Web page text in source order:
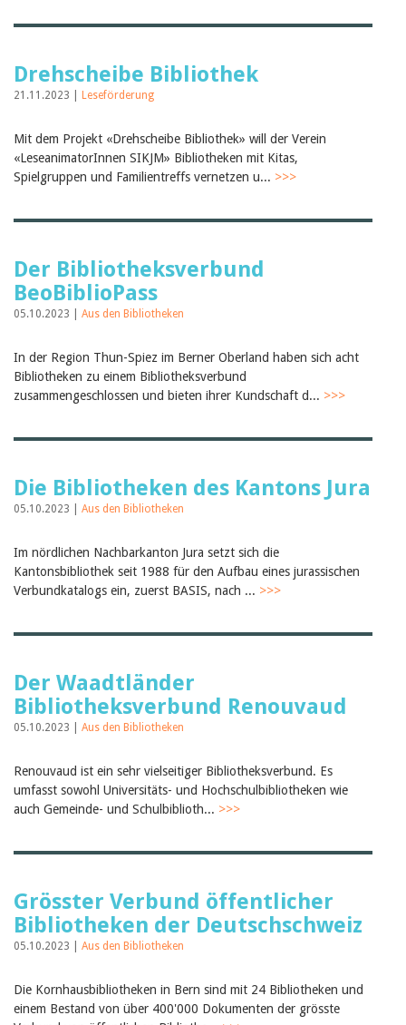
Drehscheibe Bibliothek
21.11.2023 | Leseförderung
Mit dem Projekt «Drehscheibe Bibliothek» will der Verein
«LeseanimatorInnen SIKJM» Bibliotheken mit Kitas,
Spielgruppen und Familientreffs vernetzen u... >>>
Der Bibliotheksverbund
BeoBiblioPass
05.10.2023 | Aus den Bibliotheken
In der Region Thun-Spiez im Berner Oberland haben sich acht
Bibliotheken zu einem Bibliotheksverbund
zusammengeschlossen und bieten ihrer Kundschaft d... >>>
Die Bibliotheken des Kantons Jura
05.10.2023 | Aus den Bibliotheken
Im nördlichen Nachbarkanton Jura setzt sich die
Kantonsbibliothek seit 1988 für den Aufbau eines jurassischen
Verbundkatalogs ein, zuerst BASIS, nach ... >>>
Der Waadtländer
Bibliotheksverbund Renouvaud
05.10.2023 | Aus den Bibliotheken
Renouvaud ist ein sehr vielseitiger Bibliotheksverbund. Es
umfasst sowohl Universitäts- und Hochschulbibliotheken wie
auch Gemeinde- und Schulbiblioth... >>>
Grösster Verbund öffentlicher
Bibliotheken der Deutschschweiz
05.10.2023 | Aus den Bibliotheken
Die Kornhausbibliotheken in Bern sind mit 24 Bibliotheken und
einem Bestand von über 400'000 Dokumenten der grösste